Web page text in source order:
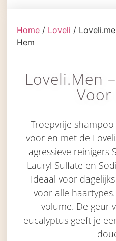
Home / Loveli /
Hem
Loveli.men
Voor
Troepvrije
voor en met de
agressieve reinigers
Lauryl Sulfate en
Ideaal voor
voor alle
volume. De geur
eucalyptus geeft je